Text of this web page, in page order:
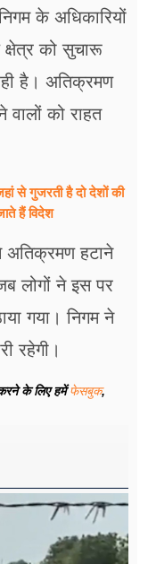
के अधिकारियों
क्षेत्र को सुचारू
है। अतिक्रमण
को राहत
से गुजरती है दो देशों की
हैं विदेश
अतिक्रमण हटाने
लोगों ने इस पर
गया। निगम ने
रहेगी।
के लिए हमेंफेसबुक,